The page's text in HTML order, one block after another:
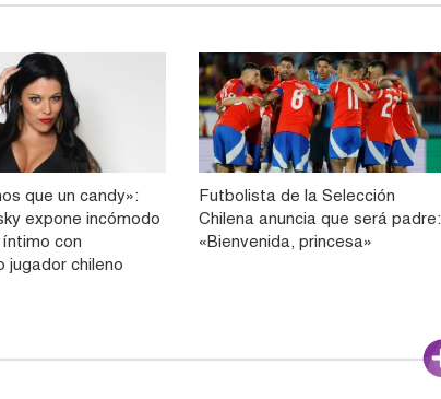
que un candy»:
expone incómodo
con
jugador chileno
Futbolista de la Selección
Chilena anuncia que será padre:
«Bienvenida, princesa»